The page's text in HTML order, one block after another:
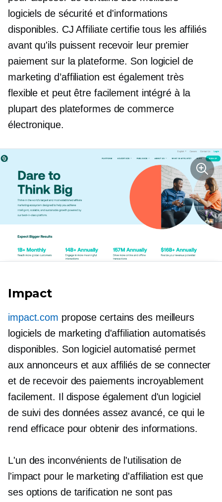
logiciels de sécurité et d'informations
disponibles. CJ Affiliate certifie tous les affiliés
avant qu'ils puissent recevoir leur premier
paiement sur la plateforme. Son logiciel de
marketing d’affiliation est également très
flexible et peut être facilement intégré à la
plupart des plateformes de commerce
électronique.
Impact
impact.com propose certains des meilleurs
logiciels de marketing d'affiliation automatisés
disponibles. Son logiciel automatisé permet
aux annonceurs et aux affiliés de se connecter
et de recevoir des paiements incroyablement
facilement. Il dispose également d'un logiciel
de suivi des données assez avancé, ce qui le
rend efficace pour obtenir des informations.
L'un des inconvénients de l'utilisation de
l'impact pour le marketing d'affiliation est que
ses options de tarification ne sont pas